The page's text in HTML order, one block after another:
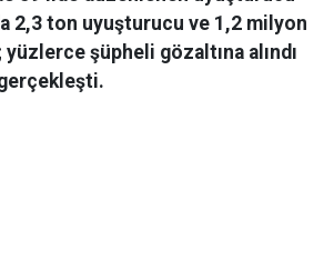
2,3 ton uyuşturucu ve 1,2 milyon
şüpheli gözaltına alındı